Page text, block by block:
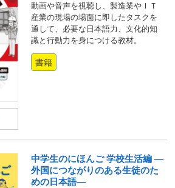
動画や音声を視聴し、製造業やＩＴ
産業の現場の場面に即したタスクを
通して、必要な日本語力、文化的知
識と行動力を身につける教材。
書籍
中学生のにほんご 学校生活編 ―
外国につながりのある生徒のた
めの日本語―